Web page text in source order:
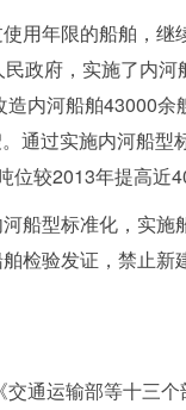
用年限的船舶，
政府，实施了内
内河船舶43000
通过实施内河船
位较2013年提高近
船型标准化，实
检验发证，禁止
交通运输部等十三